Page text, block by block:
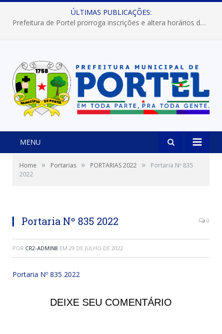
ÚLTIMAS PUBLICAÇÕES:
Prefeitura de Portel prorroga inscrições e altera horários dos concursos “Musa” e “Miss Mix Verão 2026”
MENU
Home » Portarias » PORTARIAS 2022 »
Portaria Nº 835
2022
Portaria Nº 835 2022 0
POR CR2-ADMIN8 EM 29 DE JULHO DE 2022
Portaria Nº 835 2022
DEIXE SEU COMENTÁRIO